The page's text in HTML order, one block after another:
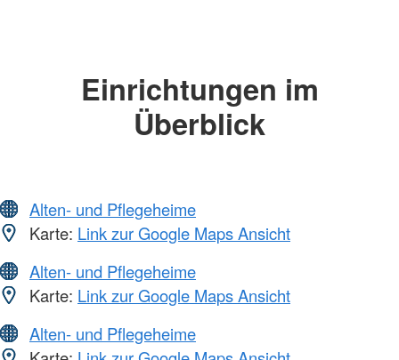
Einrichtungen im
Überblick
Alten- und Pflegeheime
Karte: Link zur Google Maps Ansicht
Alten- und Pflegeheime
Karte: Link zur Google Maps Ansicht
Alten- und Pflegeheime